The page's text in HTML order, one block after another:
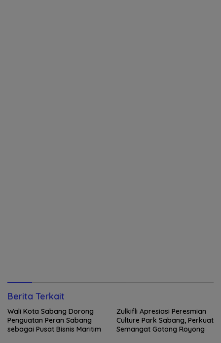
Berita Terkait
Wali Kota Sabang Dorong
Penguatan Peran Sabang
sebagai Pusat Bisnis Maritim
Zulkifli Apresiasi Peresmian
Culture Park Sabang, Perkuat
Semangat Gotong Royong